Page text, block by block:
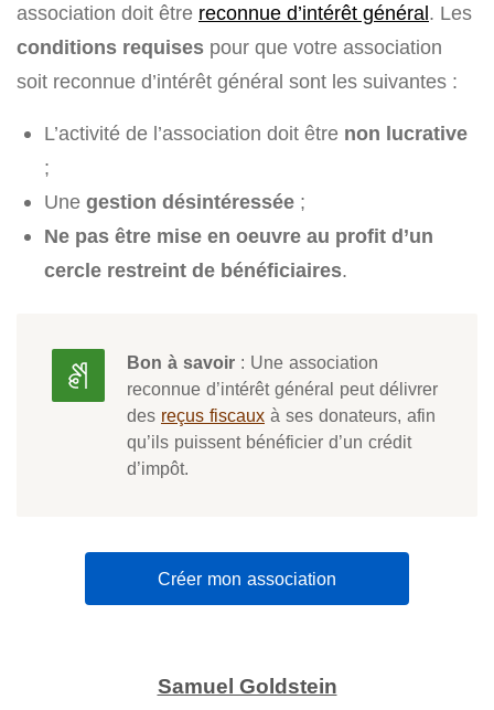
association doit être reconnue d’intérêt général. Les
conditions requises pour que votre association
soit reconnue d’intérêt général sont les suivantes :
L’activité de l’association doit être non lucrative
;
Une gestion désintéressée ;
Ne pas être mise en oeuvre au profit d’un
cercle restreint de bénéficiaires.
Bon à savoir : Une association
reconnue d’intérêt général peut délivrer
des reçus fiscaux à ses donateurs, afin
qu’ils puissent bénéficier d’un crédit
d’impôt.
Créer mon association
Samuel Goldstein